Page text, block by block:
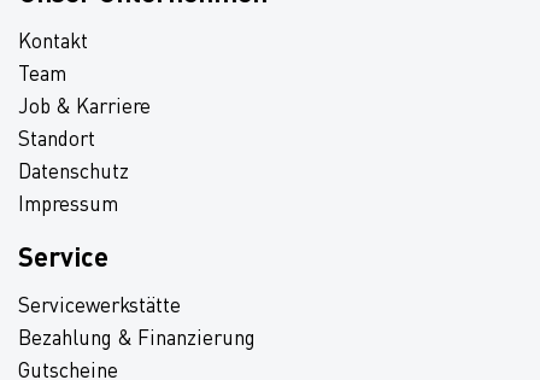
Kontakt
Team
Job & Karriere
Standort
Datenschutz
Impressum
Service
Servicewerkstätte
Bezahlung & Finanzierung
Gutscheine